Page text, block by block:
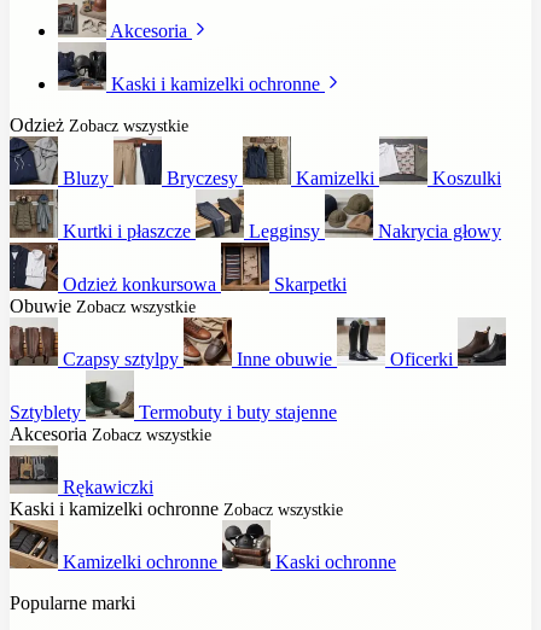
Akcesoria
Kaski i kamizelki ochronne
Odzież Zobacz wszystkie
Bluzy Bryczesy Kamizelki Koszulki
Kurtki i płaszcze Legginsy Nakrycia głowy
Odzież konkursowa
Skarpetki
Obuwie Zobacz wszystkie
Czapsy sztylpy Inne obuwie Oficerki
Sztyblety
Termobuty i buty stajenne
Akcesoria Zobacz wszystkie
Rękawiczki
Kaski i kamizelki ochronne Zobacz wszystkie
Kamizelki ochronne
Kaski ochronne
Popularne marki